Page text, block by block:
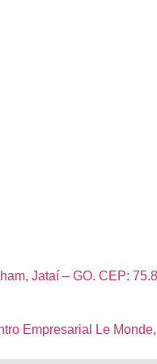
Jataí – GO. CEP:
Empresarial Le